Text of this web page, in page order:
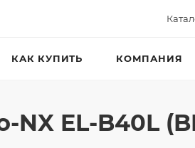
КАК КУПИТЬ КОМПАНИЯ
EL-B40L